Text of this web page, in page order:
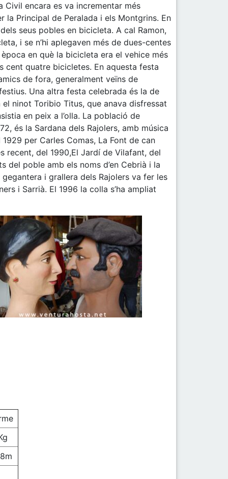
Civil encara es va incrementar més
la Principal de Peralada i els Montgrins. En
seus pobles en bicicleta. A cal Ramon,
i se n’hi aplegaven més de dues-centes
en què la bicicleta era el vehice més
cent quatre bicicletes. En aquesta festa
de fora, generalment veïns de
Una altra festa celebrada és la de
ninot Toribio Titus, que anava disfressat
en peix a l’olla. La població de
és la Sardana dels Rajolers, amb música
per Carles Comas, La Font de can
recent, del 1990,El Jardí de Vilafant, del
del poble amb els noms d’en Cebrià i la
i grallera dels Rajolers va fer les
i Sarrià. El 1996 la colla s’ha ampliat